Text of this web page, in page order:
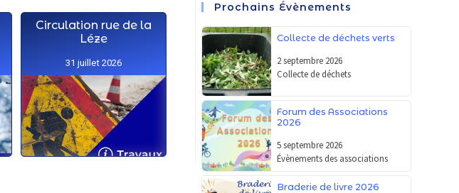
Circulation rue de la
Léze
31 juillet 2026
Prochains Évènements
Collecte de déchets verts
2 septembre 2026
Collecte de déchets
Forum des Associations
2026
5 septembre 2026
Évènements des associations
Braderie de livre 2026